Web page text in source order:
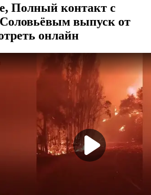
Полный контакт с
выпуск от
онлайн